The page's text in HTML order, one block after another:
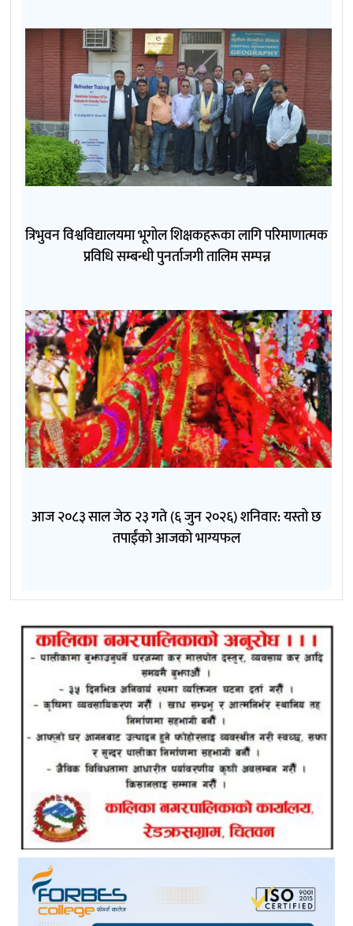
त्रिभुवन विश्वविद्यालयमा भूगोल शिक्षकहरूका लागि परिमाणात्मक
प्रविधि सम्बन्धी पुनर्ताजगी तालिम सम्पन्न
आज २०८३ साल जेठ २३ गते (६ जुन २०२६) शनिवार: यस्तो छ
तपाईंको आजको भाग्यफल